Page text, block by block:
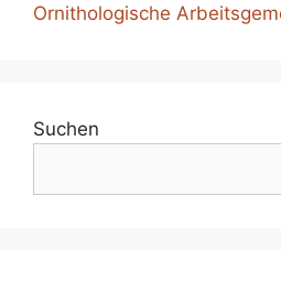
Ornithologische
Suchen